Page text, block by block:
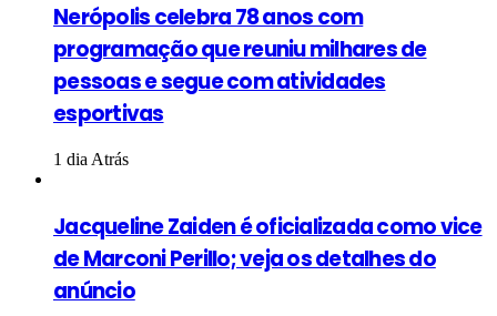
Nerópolis celebra 78 anos com
programação que reuniu milhares de
pessoas e segue com atividades
esportivas
1 dia Atrás
Jacqueline Zaiden é oficializada como vice
de Marconi Perillo; veja os detalhes do
anúncio